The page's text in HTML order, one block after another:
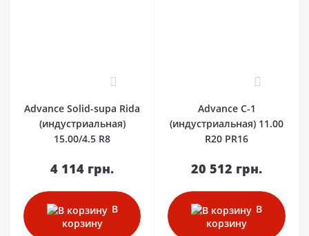
Advance Solid-supa Rida
(индустриальная)
15.00/4.5 R8
4 114 грн.
В
корзину
Advance С-1
(индустриальная) 11.00
R20 PR16
20 512 грн.
В
корзину